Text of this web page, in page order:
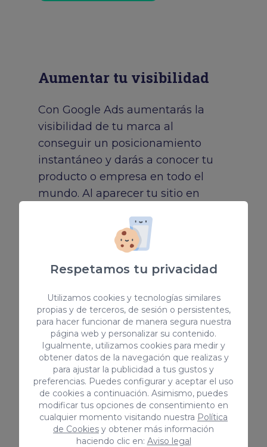
Respetamos tu privacidad
Utilizamos cookies y tecnologías similares
propias y de terceros, de sesión o persistentes,
para hacer funcionar de manera segura nuestra
página web y personalizar su contenido.
Igualmente, utilizamos cookies para medir y
obtener datos de la navegación que realizas y
para ajustar la publicidad a tus gustos y
preferencias. Puedes configurar y aceptar el uso
de cookies a continuación. Asimismo, puedes
modificar tus opciones de consentimiento en
cualquier momento visitando nuestra Política
de Cookies y obtener más información
haciendo clic en: Aviso legal
Aumentar tu visibilidad
Con Google Ads aumentarás la
visibilidad de tu marca al
conseguir un posicionamiento
instantáneo y darás a conocer tu
producto o empresa en todo el
mundo. Al aparecer tu sitio en
autoridad al ver que satisface sus
Me interesa
Conocer tu buyer persona
Las campañas te ayudan a
recopilar información sobre los